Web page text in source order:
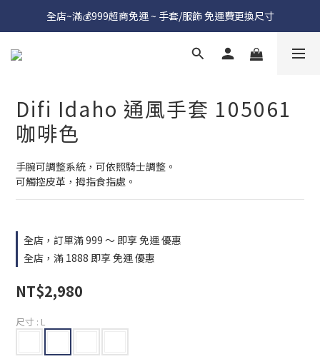
全店~滿💰999超商免運 ~ 手套/服飾 免運費更換尺寸
Difi Idaho 通風手套 105061
咖啡色
手腕可調整系統，可依照騎士調整。
可觸控皮革，拇指食指處。
全店，訂單滿 999 ～ 即享 免運 優惠
全店，滿 1888 即享 免運 優惠
NT$2,980
尺寸 : L